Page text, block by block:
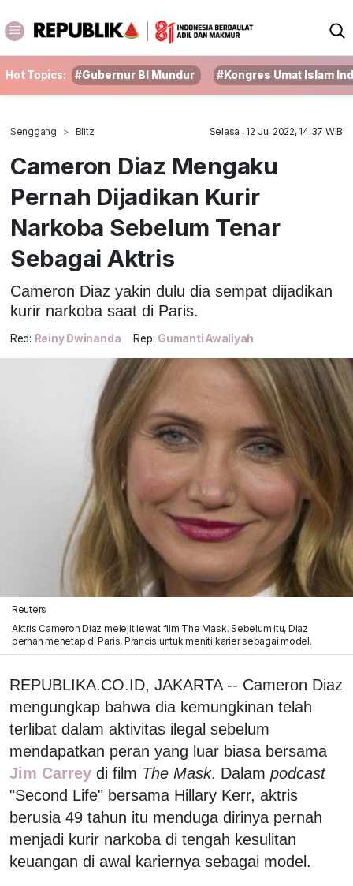
Hot Topics: #Gubernur BI Mundur #Kongres Umat Islam
Senggang Blitz Selasa , 12 Jul 2022, 14:37 WIB
Cameron Diaz Mengaku
Pernah Dijadikan Kurir
Narkoba Sebelum Tenar
Sebagai Aktris
Cameron Diaz yakin dulu dia sempat dijadikan
kurir narkoba saat di Paris.
Red: Reiny Dwinanda Rep: Gumanti Awaliyah
Reuters
Aktris Cameron Diaz melejit lewat film The Mask. Sebelum itu, Diaz
pernah menetap di Paris, Prancis untuk meniti karier sebagai model.
REPUBLIKA.CO.ID, JAKARTA -- Cameron Diaz
mengungkap bahwa dia kemungkinan telah
terlibat dalam aktivitas ilegal sebelum
mendapatkan peran yang luar biasa bersama
Jim Carrey di film The Mask. Dalam podcast
"Second Life" bersama Hillary Kerr, aktris
berusia 49 tahun itu menduga dirinya pernah
menjadi kurir narkoba di tengah kesulitan
keuangan di awal kariernya sebagai model.